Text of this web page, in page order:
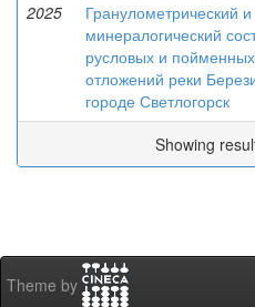
2025
Гранулометрический и
минералогический
русловых и пойменных
отложений реки
городе Светлогорск
Showing
Theme by